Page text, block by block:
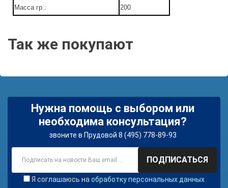
Масса гр.: 200
Так же покупают
Нужна помощь с выбором или
необходима консультация?
звоните в Прудовой 8 (495) 778-89-93
ПОДПИСАТЬСЯ
Я соглашаюсь на обработку персональных данных